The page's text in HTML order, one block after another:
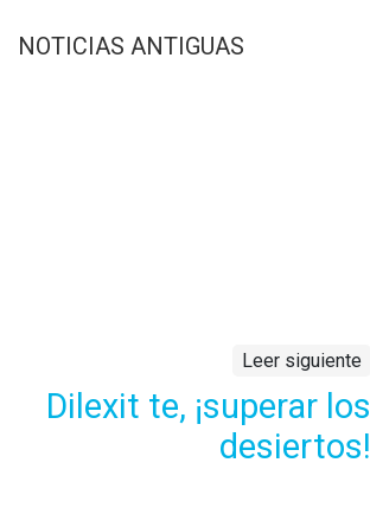
NOTICIAS ANTIGUAS
Leer siguiente
Dilexit te, ¡superar los
desiertos!